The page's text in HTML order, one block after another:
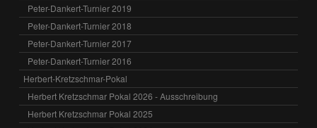
Peter-Dankert-Turnier 2019
Peter-Dankert-Turnier 2018
Peter-Dankert-Turnier 2017
Peter-Dankert-Turnier 2016
Herbert-Kretzschmar-Pokal
Herbert Kretzschmar Pokal 2026 - Ausschreibung
Herbert Kretzschmar Pokal 2025